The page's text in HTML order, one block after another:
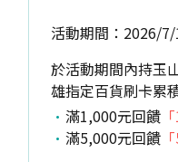
活動期間：2026/
於活動期間內持玉
雄指定百貨刷卡累
滿1,000元回饋
滿5,000元回饋